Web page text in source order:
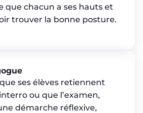
que chacun a ses hauts et
trouver la bonne posture.
ses élèves retiennent
ou que l’examen,
démarche réflexive,